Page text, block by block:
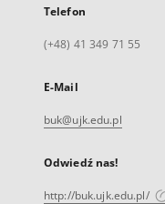
Telefon
(+48) 41 349 71 55
E-Mail
buk@ujk.edu.pl
Odwiedź nas!
http://buk.ujk.edu.pl/